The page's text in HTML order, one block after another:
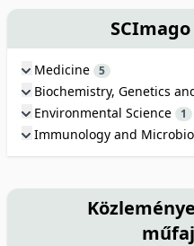
Medicine 5
Biochemistry, Genetics
Environmental Science 1
Immunology and